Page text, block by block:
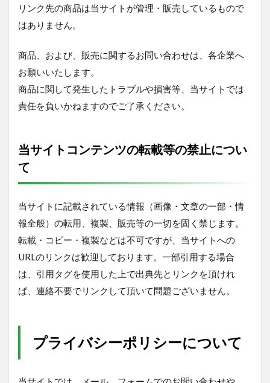
リンク先の商品は当サイトが管理・販売しているもので
はありません。
商品、および、販売に関するお問い合わせは、各企業へ
お願いいたします。
商品に関して発生したトラブルや損害等、当サイトでは
責任を負いかねますのでご了承ください。
当サイトコンテンツの転載等の禁止につい
て
当サイトに記載されている情報（画像・文章の一部・情
報全般）の転用、複製、販売等の一切を固く禁じます。
転載・コピー・複製などは不可ですが、当サイトへの
URLのリンクは歓迎しております。一部引用する場合
は、引用タグを使用した上で出典先とリンクを頂けれ
ば、連絡不要でリンクして頂いて問題ございません。
プライバシーポリシーについて